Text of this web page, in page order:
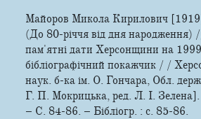
Майоров Микола Кирилович
(До 80-річчя від дня народження)
пам'ятні дати Херсонщини на 1999
бібліографічний покажчик / /
наук. б-ка ім. О. Гончара, Обл.
Г. П. Мокрицька, ред. Л. І.
– С. 84-86. – Бібліогр. : с. 85-86.